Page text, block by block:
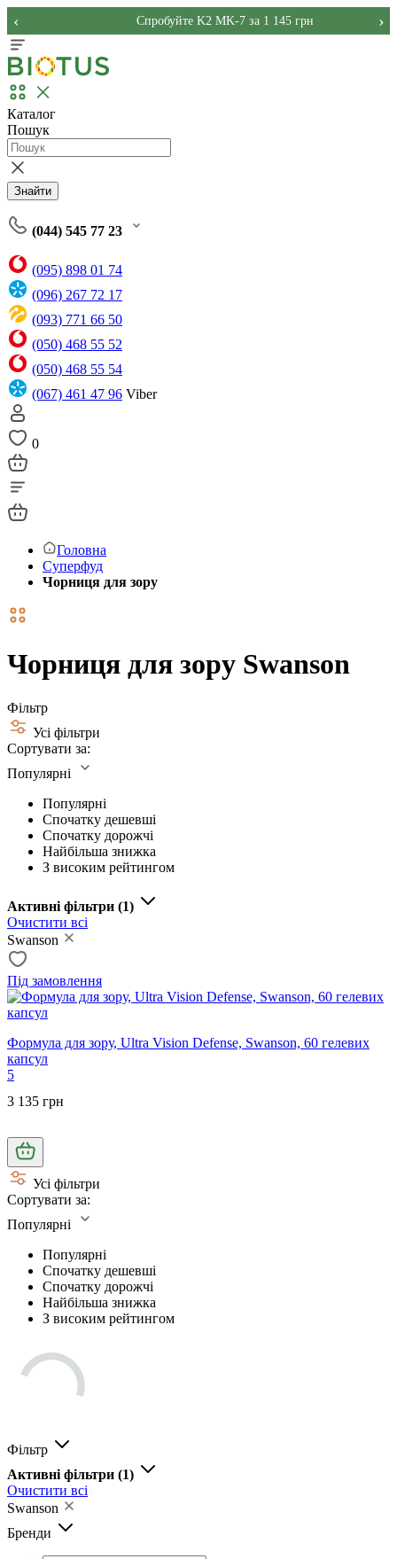
Спробуйте K2 MK-7 за 1 145 грн
‹ ›
Каталог
Пошук
Знайти
(044) 545 77 23
(095) 898 01 74
(096) 267 72 17
(093) 771 66 50
(050) 468 55 52
(050) 468 55 54
(067) 461 47 96 Viber
0
Головна
Суперфуд
Чорниця для зору
Чорниця для зору Swanson
Фільтр
Усі фільтри
Сортувати за:
Популярні
Популярні
Спочатку дешевші
Спочатку дорожчі
Найбільша знижка
З високим рейтингом
Активні фільтри (1)
Очистити всі
Swanson
Під замовлення
Формула для зору, Ultra Vision Defense, Swanson, 60 гелевих
капсул
5
3 135 грн
Усі фільтри
Сортувати за:
Популярні
Популярні
Спочатку дешевші
Спочатку дорожчі
Найбільша знижка
З високим рейтингом
Фільтр
Активні фільтри (1)
Очистити всі
Swanson
Бренди